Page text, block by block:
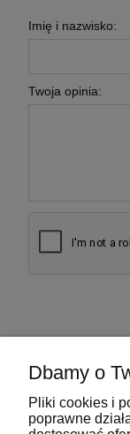
Imię i nazwisko:
Twoja opinia:
Dbamy o
Pliki cookies i
poprawne